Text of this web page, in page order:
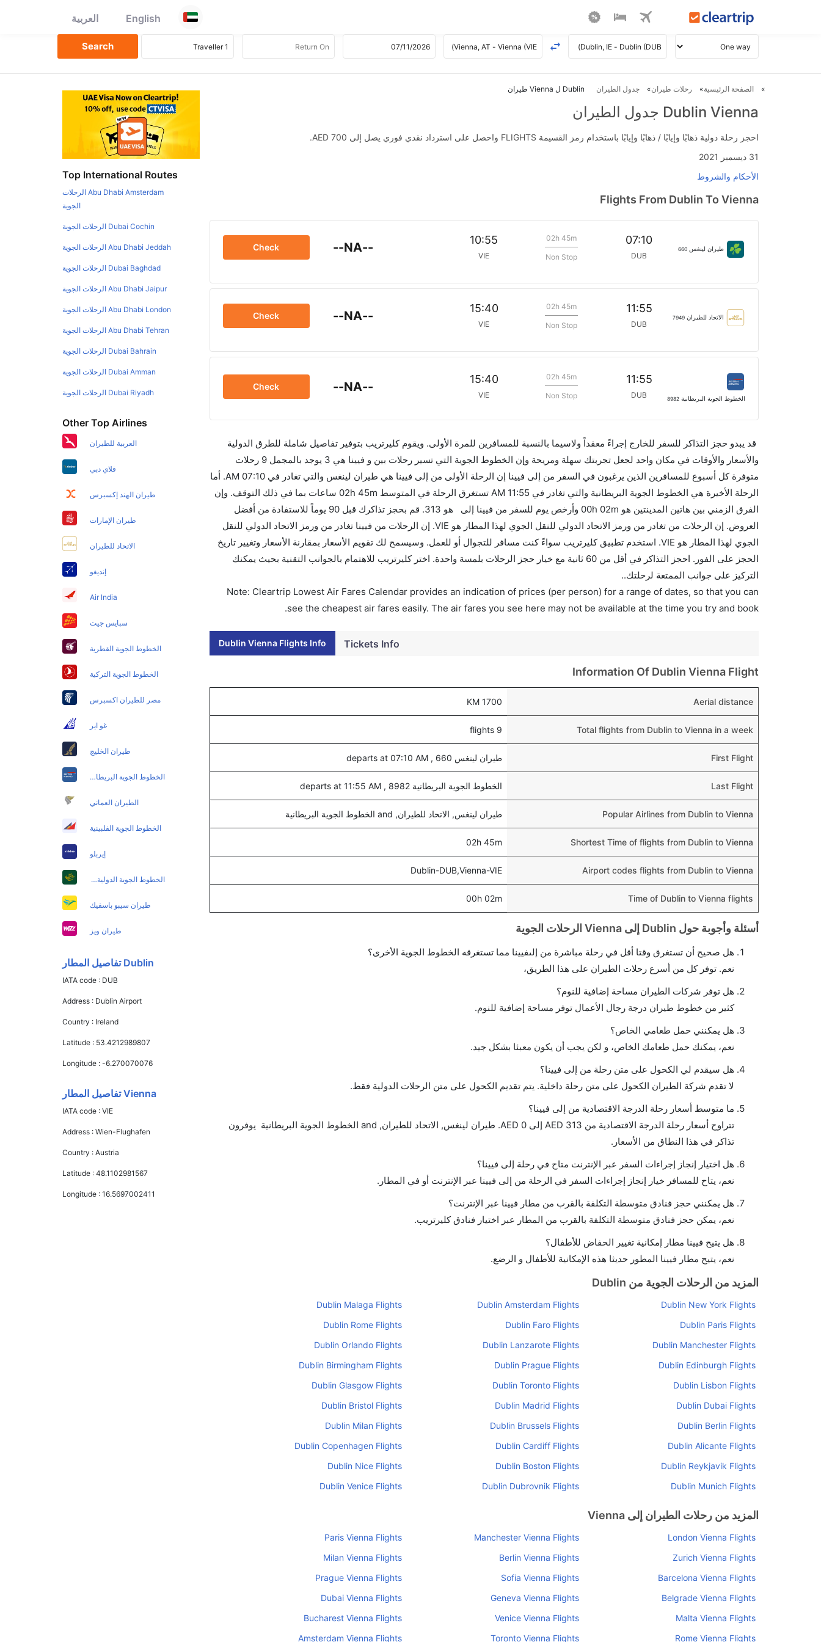
English العربية
الصفحة الرئيسية رحلات طيران جدول الطيران Dublin ل Vienna طيران
Dublin Vienna جدول الطيران
احجز رحلة دولية ذهابًا وإيابًا / ذهابًا وإيابًا باستخدام رمز القسيمة FLIGHTS واحصل على استرداد نقدي فوري يصل إلى AED 700.
31 ديسمبر 2021
الأحكام والشروط
Flights From Dublin To Vienna
طيران لينغس 660
07:10
DUB
02h 45m
Non Stop
10:55
VIE
--NA--
Check
الاتحاد للطيران 7949
11:55
DUB
02h 45m
Non Stop
15:40
VIE
--NA--
Check
الخطوط الجوية البريطانية 8982
11:55
DUB
02h 45m
Non Stop
15:40
VIE
--NA--
Check
قد يبدو حجز التذاكر للسفر للخارج إجراءً معقداً ولاسيما بالنسبة للمسافرين للمرة الأولى. ويقوم كليرتريب بتوفير تفاصيل شاملة للطرق الدولية
والأسعار والأوقات في مكان واحد لجعل تجربتك سهلة ومريحة وإن الخطوط الجوية التي تسير رحلات بين و فيينا هي 3 يوجد بالمجمل 9 رحلات
متوفرة كل أسبوع للمسافرين الذين يرغبون في السفر من إلى فيينا إن الرحلة الأولى من إلى فيينا هي طيران لينغس والتي تغادر في 07:10 AM. أما
الرحلة الأخيرة هي الخطوط الجوية البريطانية والتي تغادر في 11:55 AM تستغرق الرحلة في المتوسط 02h 45m ساعات بما في ذلك التوقف. وإن
الفرق الزمني بين هاتين المدينتين هو 00h 02m وأرخص يوم للسفر من فيينا إلى هو 313. قم بحجز تذاكرك قبل 90 يوماً للاستفادة من أفضل
العروض. إن الرحلات من تغادر من ورمز الاتحاد الدولي للنقل الجوي لهذا المطار هو VIE. إن الرحلات من فيينا تغادر من ورمز الاتحاد الدولي للنقل
الجوي لهذا المطار هو VIE. استخدم تطبيق كليرتريب سواءً كنت مسافر للتجوال أو للعمل. وسيسمح لك تقويم الأسعار بمقارنة الأسعار وتغيير تاريخ
الحجز على الفور. احجز التذاكر في أقل من 60 ثانية مع خيار حجز الرحلات بلمسة واحدة. اختر كليرتريب للاهتمام بالجوانب التقنية بحيث يمكنك
التركيز على جوانب الممتعة لرحلتك..
Note: Cleartrip Lowest Air Fares Calendar provides an indication of prices (per person) for a range of dates, so that you can
see the cheapest air fares easily. The air fares you see here may not be available at the time you try and book.
Dublin Vienna Flights Info Tickets Info
Information Of Dublin Vienna Flight
Aerial distance
1700 KM
Total flights from Dublin to Vienna in a week
9 flights
First Flight طيران لينغس 660 , departs at 07:10 AM
Last Flight الخطوط الجوية البريطانية 8982 , departs at 11:55 AM
Popular Airlines from Dublin to Vienna طيران لينغس, الاتحاد للطيران, and الخطوط الجوية البريطانية
Shortest Time of flights from Dublin to Vienna
02h 45m
Airport codes flights from Dublin to Vienna
Dublin-DUB,Vienna-VIE
Time of Dublin to Vienna flights
00h 02m
أسئلة وأجوبة حول Dublin إلى Vienna الرحلات الجوية
هل صحيح أن تستغرق وقتا أقل في رحلة مباشرة من إلىفيينا مما تستغرقه الخطوط الجوية الأخرى؟
نعم. توفر كل من أسرع رحلات الطيران على هذا الطريق،
هل توفر شركات الطيران مساحة إضافية للنوم؟
كثير من خطوط طيران درجة رجال الأعمال توفر مساحة إضافية للنوم.
هل يمكنني حمل طعامي الخاص؟
نعم، يمكنك حمل طعامك الخاص، و لكن يجب أن يكون معبئا بشكل جيد.
هل سيقدم لي الكحول على متن رحلة من إلى فيينا؟
لا تقدم شركة الطيران الكحول على متن رحلة داخلية. يتم تقديم الكحول على متن الرحلات الدولية فقط.
ما متوسط أسعار رحلة الدرجة الاقتصادية من إلى فيينا؟
تتراوح أسعار رحلة الدرجة الاقتصادية من AED 313 إلى AED 0. طيران لينغس, الاتحاد للطيران, and الخطوط الجوية البريطانية يوفرون
تذاكر في هذا النطاق من الأسعار.
هل اختيار إنجاز إجراءات السفر عبر الإنترنت متاح في رحلة إلى فيينا؟
نعم، يتاح للمسافر خيار إنجاز إجراءات السفر في الرحلة من إلى فيينا عبر الإنترنت أو في المطار.
هل يمكنني حجز فنادق متوسطة التكلفة بالقرب من مطار فيينا عبر الإنترنت؟
نعم، يمكن حجز فنادق متوسطة التكلفة بالقرب من المطار عبر اختيار فنادق كليرتريب.
هل يتيح فيينا مطار إمكانية تغيير الحفاض للأطفال؟
نعم، يتيح مطار فيينا المطور حديثا هذه الإمكانية للأطفال و الرضع.
المزيد من الرحلات الجوية من Dublin
Dublin New York Flights
Dublin Amsterdam Flights
Dublin Malaga Flights
Dublin Paris Flights
Dublin Faro Flights
Dublin Rome Flights
Dublin Manchester Flights
Dublin Lanzarote Flights
Dublin Orlando Flights
Dublin Edinburgh Flights
Dublin Prague Flights
Dublin Birmingham Flights
Dublin Lisbon Flights
Dublin Toronto Flights
Dublin Glasgow Flights
Dublin Dubai Flights
Dublin Madrid Flights
Dublin Bristol Flights
Dublin Berlin Flights
Dublin Brussels Flights
Dublin Milan Flights
Dublin Alicante Flights
Dublin Cardiff Flights
Dublin Copenhagen Flights
Dublin Reykjavik Flights
Dublin Boston Flights
Dublin Nice Flights
Dublin Munich Flights
Dublin Dubrovnik Flights
Dublin Venice Flights
المزيد من رحلات الطيران إلى Vienna
London Vienna Flights
Manchester Vienna Flights
Paris Vienna Flights
Zurich Vienna Flights
Berlin Vienna Flights
Milan Vienna Flights
Barcelona Vienna Flights
Sofia Vienna Flights
Prague Vienna Flights
Belgrade Vienna Flights
Geneva Vienna Flights
Dubai Vienna Flights
Malta Vienna Flights
Venice Vienna Flights
Bucharest Vienna Flights
Rome Vienna Flights
Toronto Vienna Flights
Amsterdam Vienna Flights
Top International Routes
Abu Dhabi Amsterdam الرحلات
الجوية
Dubai Cochin الرحلات الجوية
Abu Dhabi Jeddah الرحلات الجوية
Dubai Baghdad الرحلات الجوية
Abu Dhabi Jaipur الرحلات الجوية
Abu Dhabi London الرحلات الجوية
Abu Dhabi Tehran الرحلات الجوية
Dubai Bahrain الرحلات الجوية
Dubai Amman الرحلات الجوية
Dubai Riyadh الرحلات الجوية
Other Top Airlines
العربية للطيران
فلاي دبي
طيران الهند إكسبرس
طيران الإمارات
الاتحاد للطيران
إنديغو
Air India
سبايس جيت
الخطوط الجوية القطرية
الخطوط الجوية التركية
مصر للطيران اكسبرس
غو اير
طيران الخليج
الخطوط الجوية البريطانية
الطيران العماني
الخطوط الجوية الفلبينية
إيربلو
الخطوط الجوية الدولية الباكستانية
طيران سيبو باسفيك
طيران ويز
Dublin تفاصيل المطار
IATA code : DUB
Address : Dublin Airport
Country : Ireland
Latitude : 53.4212989807
Longitude :-6.270070076
Vienna تفاصيل المطار
IATA code :VIE
Address :Wien-Flughafen
Country :Austria
Latitude :48.1102981567
Longitude :16.5697002411